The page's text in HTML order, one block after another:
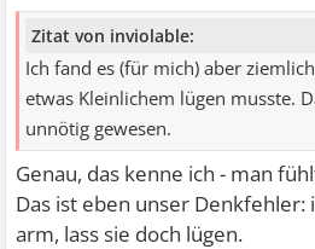
Zitat von inviolable:
Ich fand es (für mich) aber
etwas Kleinlichem lügen musste.
unnötig gewesen.
Genau, das kenne ich - man
Das ist eben unser Denkfehler:
arm, lass sie doch lügen.